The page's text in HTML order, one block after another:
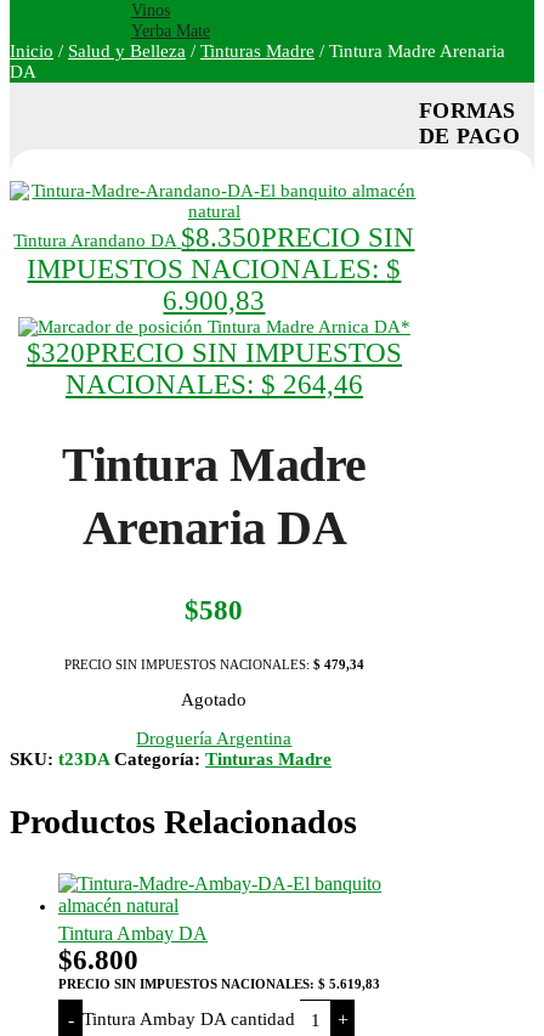
Vinos
Yerba Mate
Inicio / Salud y Belleza / Tinturas Madre / Tintura Madre Arenaria
DA
Tintura Arandano DA $8.350PRECIO SIN
IMPUESTOS NACIONALES: $
6.900,83
Tintura Madre Arnica DA*
$320PRECIO SIN IMPUESTOS
NACIONALES: $ 264,46
Tintura Madre
Arenaria DA
$580
PRECIO SIN IMPUESTOS NACIONALES: $ 479,34
Agotado
Droguería Argentina
SKU: t23DA Categoría: Tinturas Madre
Productos Relacionados
Tintura Ambay DA
$6.800
PRECIO SIN IMPUESTOS NACIONALES: $ 5.619,83
- Tintura Ambay DA cantidad +
FORMAS
DE PAGO